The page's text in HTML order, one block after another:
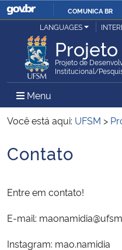
COMUNICA BR
Ministério da Justiça e Segurança
Ministério da Defesa
Ministério das Relações Exteriores
Ministério da Economia
Ministério da Educação
LANGUAGES
Projeto de
Institucional/
Menu Menu
Você está aqui: UFSM >
Início do conteúdo
Contato
Entre em contato!
E-mail:
Instagram: mao.namidia